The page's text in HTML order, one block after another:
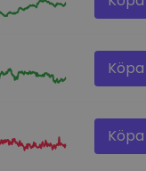
Köpa
Köpa